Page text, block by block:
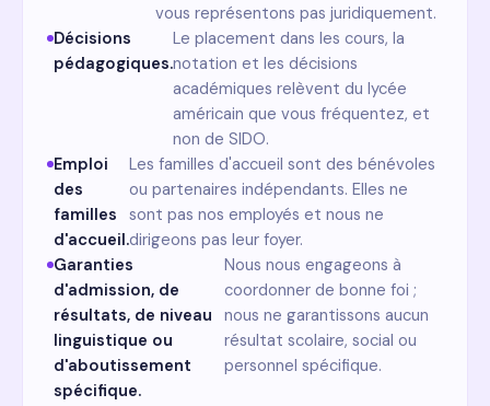
vous représentons pas juridiquement.
Décisions
pédagogiques.
Le placement dans les cours, la
notation et les décisions
académiques relèvent du lycée
américain que vous fréquentez, et
non de SIDO.
Emploi
des
familles
d'accueil.
Les familles d'accueil sont des bénévoles
ou partenaires indépendants. Elles ne
sont pas nos employés et nous ne
dirigeons pas leur foyer.
Garanties
d'admission, de
résultats, de niveau
linguistique ou
d'aboutissement
spécifique.
Nous nous engageons à
coordonner de bonne foi ;
nous ne garantissons aucun
résultat scolaire, social ou
personnel spécifique.